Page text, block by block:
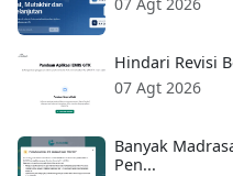
Hindari Revisi
07 Agt 2026
Banyak
Pen...